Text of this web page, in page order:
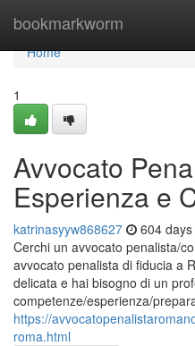
bookmarkworm
Home
Home
1
Avvocato
Esperienza e
katrinasyyw868627 604
Cerchi un avvocato penalista/
avvocato penalista di fiducia a
delicata e hai bisogno di un
competenze/esperienza/
https://
roma.html